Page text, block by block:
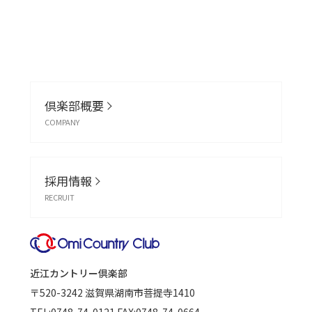
倶楽部概要
COMPANY
採用情報
RECRUIT
近江カントリー倶楽部
〒520-3242 滋賀県湖南市菩提寺1410